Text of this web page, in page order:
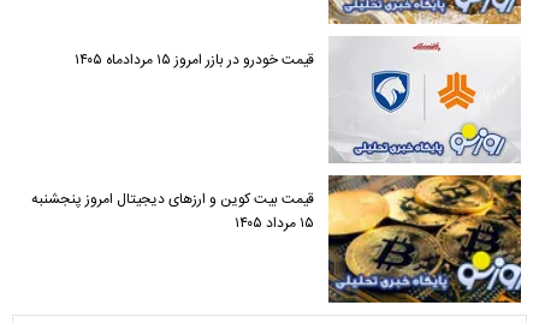
قیمت خودرو در بازر امروز ۱۵ مردادماه ۱۴۰۵
قیمت بیت کوین و ارز‌های دیجیتال امروز پنجشنبه
۱۵ مرداد ۱۴۰۵